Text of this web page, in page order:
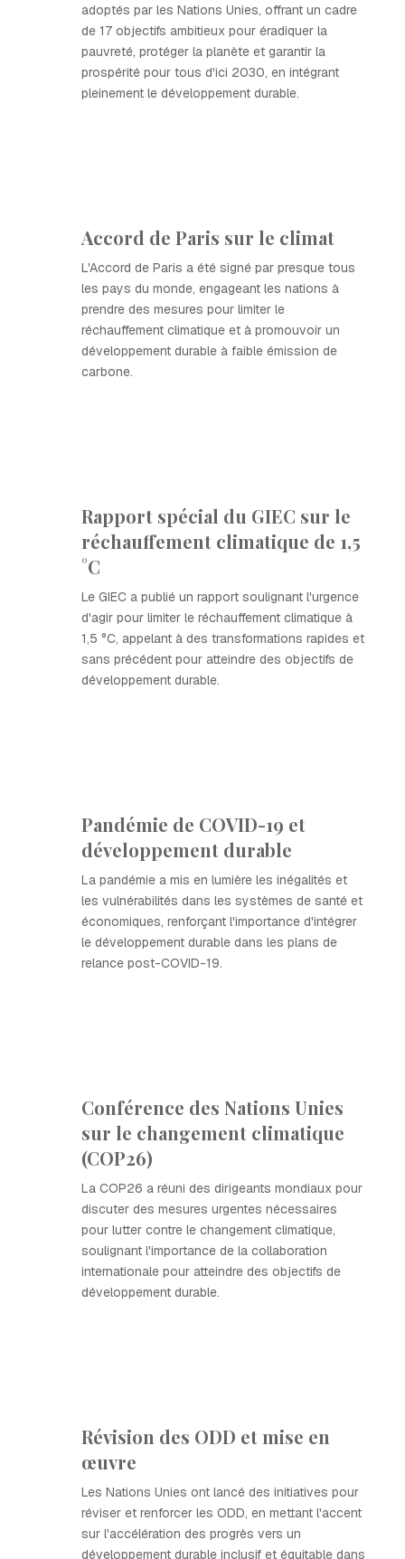
adoptés par les Nations Unies, offrant un cadre
de 17 objectifs ambitieux pour éradiquer la
pauvreté, protéger la planète et garantir la
prospérité pour tous d'ici 2030, en intégrant
pleinement le développement durable.
Accord de Paris sur le climat
L'Accord de Paris a été signé par presque tous
les pays du monde, engageant les nations à
prendre des mesures pour limiter le
réchauffement climatique et à promouvoir un
développement durable à faible émission de
carbone.
Rapport spécial du GIEC sur le
réchauffement climatique de 1,5
°C
Le GIEC a publié un rapport soulignant l'urgence
d'agir pour limiter le réchauffement climatique à
1,5 °C, appelant à des transformations rapides et
sans précédent pour atteindre des objectifs de
développement durable.
Pandémie de COVID-19 et
développement durable
La pandémie a mis en lumière les inégalités et
les vulnérabilités dans les systèmes de santé et
économiques, renforçant l'importance d'intégrer
le développement durable dans les plans de
relance post-COVID-19.
Conférence des Nations Unies
sur le changement climatique
(COP26)
La COP26 a réuni des dirigeants mondiaux pour
discuter des mesures urgentes nécessaires
pour lutter contre le changement climatique,
soulignant l'importance de la collaboration
internationale pour atteindre des objectifs de
développement durable.
Révision des ODD et mise en
œuvre
Les Nations Unies ont lancé des initiatives pour
réviser et renforcer les ODD, en mettant l'accent
sur l'accélération des progrès vers un
développement durable inclusif et équitable dans